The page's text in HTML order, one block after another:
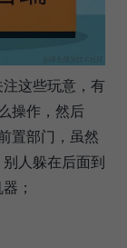
这些玩意，有
操作，然后
置部门，虽然
人躲在后面到
；